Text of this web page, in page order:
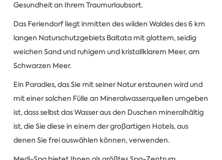
Gesundheit an Ihrem Traumurlaubsort.
Das Feriendorf liegt inmitten des wilden Waldes des 6 km
langen Naturschutzgebiets Baltata mit glattem, seidig
weichen Sand und ruhigem und kristallklarem Meer, am
Schwarzen Meer.
Ein Paradies, das Sie mit seiner Natur erstaunen wird und
mit einer solchen Fülle an Mineralwasserquellen umgeben
ist, dass selbst das Wasser aus den Duschen mineralhältig
ist, die Sie diese in einem der großartigen Hotels, aus
denen Sie frei auswählen können, verwenden.